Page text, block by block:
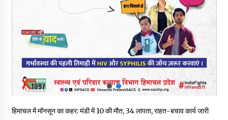
नितिन गडकरी से मिले विक्रमादित्य सिंह, हिमाचल की सड़क परियोजनाओं को
आपदा के दौरान मीडिया संचार एवं सूचना प्रबंधन पर शिमला में एक दिवसीय
ओरिएंटेशन कार्यशाला आयोजित
06/08/2026
चौहान
हिमाचल में मॉनसून का कहर: मंडी में 10 की मौत, 34 लापता, राहत-बचाव कार्य जारी